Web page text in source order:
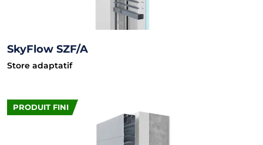
SkyFlow SZF/A
Store adaptatif
PRODUIT FINI